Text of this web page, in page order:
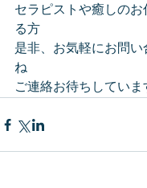
セラピストや癒しの
る方
是非、お気軽にお問
ね
ご連絡お待ちしていま